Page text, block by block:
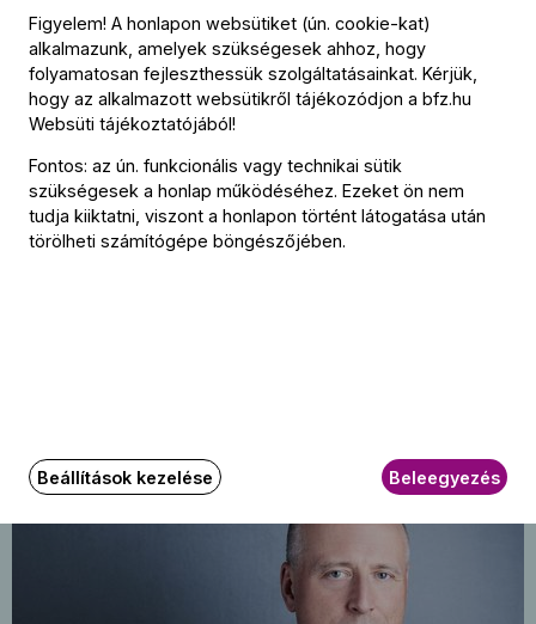
Figyelem! A honlapon websütiket (ún. cookie-kat)
alkalmazunk, amelyek szükségesek ahhoz, hogy
folyamatosan fejleszthessük szolgáltatásainkat. Kérjük,
hogy az alkalmazott websütikről tájékozódjon a bfz.hu
Websüti tájékoztatójából!
Fontos: az ún. funkcionális vagy technikai sütik
szükségesek a honlap működéséhez. Ezeket ön nem
tudja kiiktatni, viszont a honlapon történt látogatása után
törölheti számítógépe böngészőjében.
Beállítások kezelése Beleegyezés